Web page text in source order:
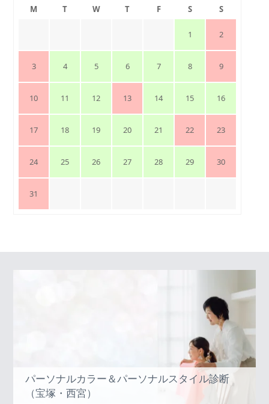
M T W T F S S
1 2
3 4 5 6 7 8 9
10 11 12 13 14 15 16
17 18 19 20 21 22 23
24 25 26 27 28 29 30
31
パーソナルカラー＆パーソナルスタイル診断
（宝塚・西宮）